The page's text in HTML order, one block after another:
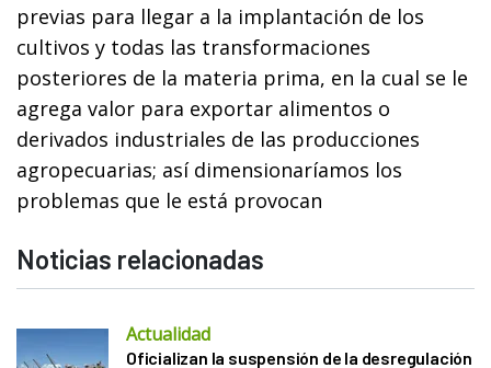
previas para llegar a la implantación de los
cultivos y todas las transformaciones
posteriores de la materia prima, en la cual se le
agrega valor para exportar alimentos o
derivados industriales de las producciones
agropecuarias; así dimensionaríamos los
problemas que le está provocan
Noticias relacionadas
Actualidad
Oficializan la suspensión de la desregulación